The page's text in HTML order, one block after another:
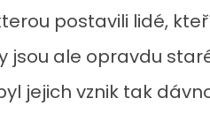
postavili lidé,
jsou ale opravdu
jejich vznik tak